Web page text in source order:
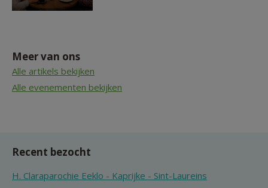
Meer van ons
Alle artikels bekijken
Alle evenementen bekijken
Recent bezocht
H. Claraparochie Eeklo - Kaprijke - Sint-Laureins